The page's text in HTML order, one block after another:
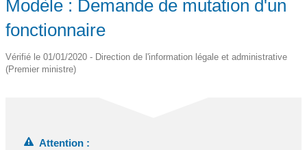
Modèle : Demande de mutation d'un
fonctionnaire
Vérifié le 01/01/2020 - Direction de l'information légale et administrative
(Premier ministre)
Attention :